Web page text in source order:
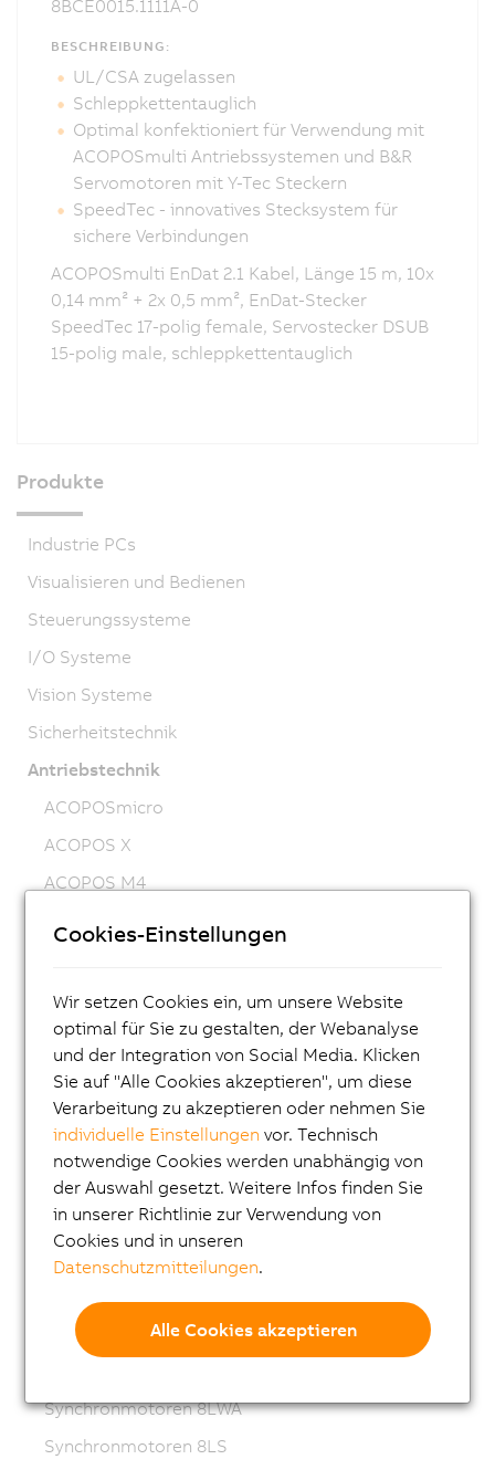
8BCE0015.1111A-0
BESCHREIBUNG:
UL/CSA zugelassen
Schleppkettentauglich
Optimal konfektioniert für Verwendung mit
ACOPOSmulti Antriebssystemen und B&R
Servomotoren mit Y-Tec Steckern
SpeedTec - innovatives Stecksystem für
sichere Verbindungen
ACOPOSmulti EnDat 2.1 Kabel, Länge 15 m, 10x
0,14 mm² + 2x 0,5 mm², EnDat-Stecker
SpeedTec 17-polig female, Servostecker DSUB
15-polig male, schleppkettentauglich
Produkte
Industrie PCs
Visualisieren und Bedienen
Steuerungssysteme
I/O Systeme
Vision Systeme
Sicherheitstechnik
Antriebstechnik
ACOPOSmicro
ACOPOS X
ACOPOS M4
ACOPOSmulti
ACOPOSremote
ACOPOSmotor
Frequenzumrichter (VFD)
Synchronmotoren 8LS-4
Synchronmotoren 8MS-4
ACOPOSmotor Compact
Servomotoren 8WSA
Synchronmotoren 8LVA
Synchronmotoren 8LWA
Synchronmotoren 8LS
Cookies-Einstellungen
Wir setzen Cookies ein, um unsere Website
optimal für Sie zu gestalten, der Webanalyse
und der Integration von Social Media. Klicken
Sie auf "Alle Cookies akzeptieren", um diese
Verarbeitung zu akzeptieren oder nehmen Sie
individuelle Einstellungen vor. Technisch
notwendige Cookies werden unabhängig von
der Auswahl gesetzt. Weitere Infos finden Sie
in unserer Richtlinie zur Verwendung von
Cookies und in unseren
Datenschutzmitteilungen.
Alle Cookies akzeptieren